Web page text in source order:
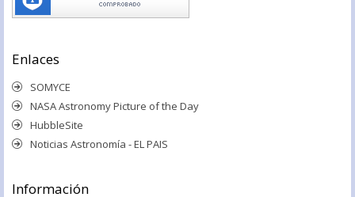
Enlaces
SOMYCE
NASA Astronomy Picture of the Day
HubbleSite
Noticias Astronomía - EL PAIS
Información